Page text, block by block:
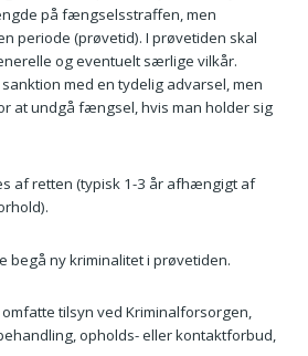
på fængselsstraffen, men
periode (prøvetid). I prøvetiden skal
og eventuelt særlige vilkår.
med en tydelig advarsel, men
at undgå fængsel, hvis man holder sig
af retten (typisk 1-3 år afhængigt af
begå ny kriminalitet i prøvetiden.
tilsyn ved Kriminalforsorgen,
opholds- eller kontaktforbud,